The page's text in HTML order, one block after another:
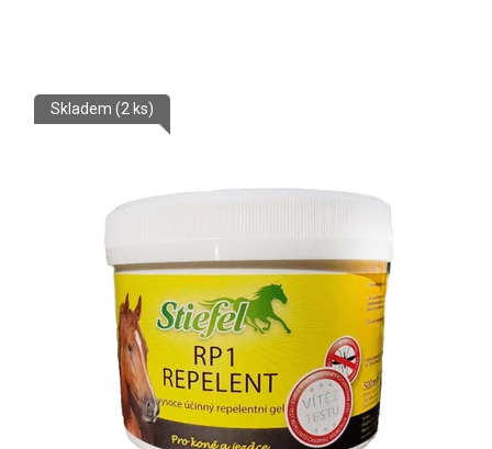
Skladem (2 ks)